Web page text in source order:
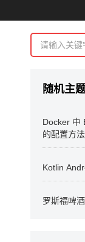
随机主
Docker 中
的配置方法
Kotlin
罗斯福啤